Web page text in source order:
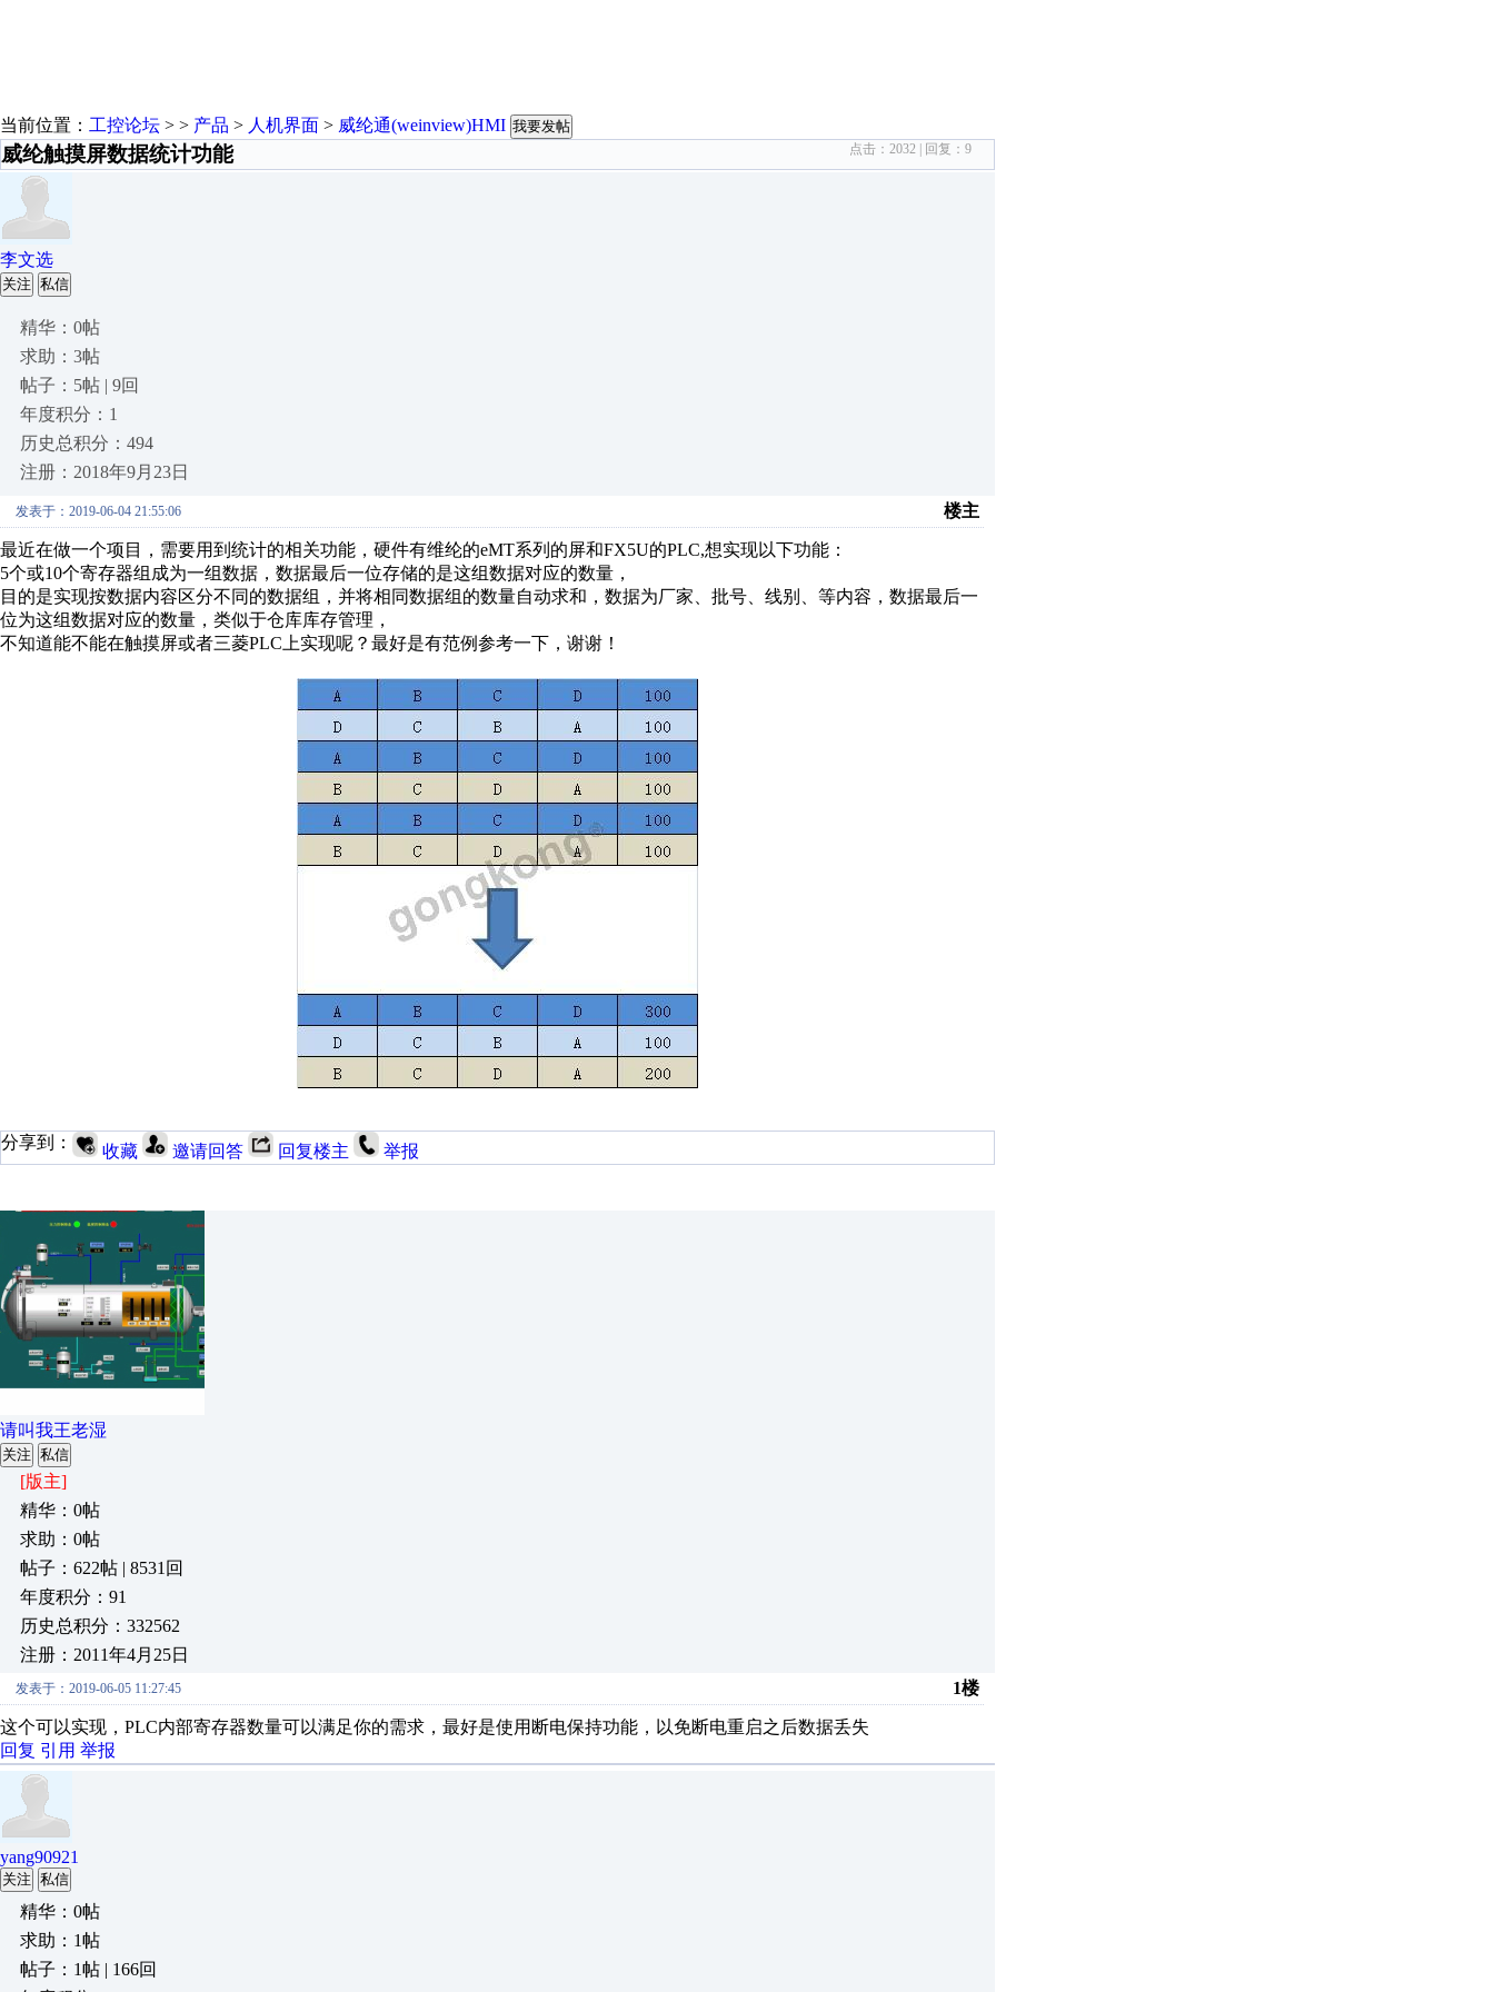
当前位置： 工控论坛 > > 产品 > 人机界面 > 威纶通(weinview)HMI 我要发帖
威纶触摸屏数据统计功能 点击： 2032 | 回复： 9
李文选
关注 私信
精华：0帖
求助：3帖
帖子：5帖 | 9回
年度积分：1
历史总积分：494
注册：2018年9月23日
发表于：2019-06-04 21:55:06 楼主
最近在做一个项目，需要用到统计的相关功能，硬件有维纶的eMT系列的屏和FX5U的PLC,想实现以下功能：
5个或10个寄存器组成为一组数据，数据最后一位存储的是这组数据对应的数量，
目的是实现按数据内容区分不同的数据组，并将相同数据组的数量自动求和，数据为厂家、批号、线别、等内容，数据最后一
位为这组数据对应的数量，类似于仓库库存管理，
不知道能不能在触摸屏或者三菱PLC上实现呢？最好是有范例参考一下，谢谢！
分享到： 收藏 邀请回答 回复楼主 举报
请叫我王老湿
关注 私信
[版主]
精华：0帖
求助：0帖
帖子：622帖 | 8531回
年度积分：91
历史总积分：332562
注册：2011年4月25日
发表于：2019-06-05 11:27:45 1楼
这个可以实现，PLC内部寄存器数量可以满足你的需求，最好是使用断电保持功能，以免断电重启之后数据丢失
回复 引用 举报
yang90921
关注 私信
精华：0帖
求助：1帖
帖子：1帖 | 166回